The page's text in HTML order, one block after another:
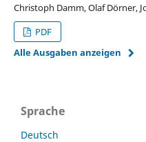
Christoph Damm, Olaf Dörner,
PDF
Alle Ausgaben anzeigen
Sprache
Deutsch